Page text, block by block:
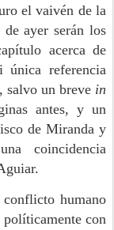
el vaivén de la
ayer serán los
acerca de
única referencia
salvo un breve in
antes, y un
de Miranda y
coincidencia
humano
con